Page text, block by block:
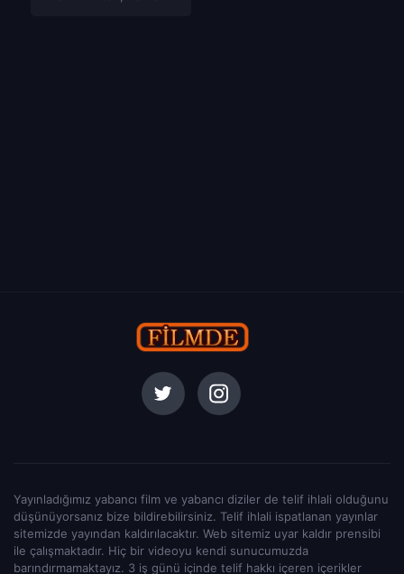
Yayınladığımız yabancı film ve yabancı diziler de telif ihlali olduğunu
düşünüyorsanız bize bildirebilirsiniz. Telif ihlali ispatlanan yayınlar
sitemizde yayından kaldırılacaktır. Web sitemiz uyar kaldır prensibi
ile çalışmaktadır. Hiç bir videoyu kendi sunucumuzda
barındırmamaktayız. 3 iş günü içinde telif hakkı içeren içerikler